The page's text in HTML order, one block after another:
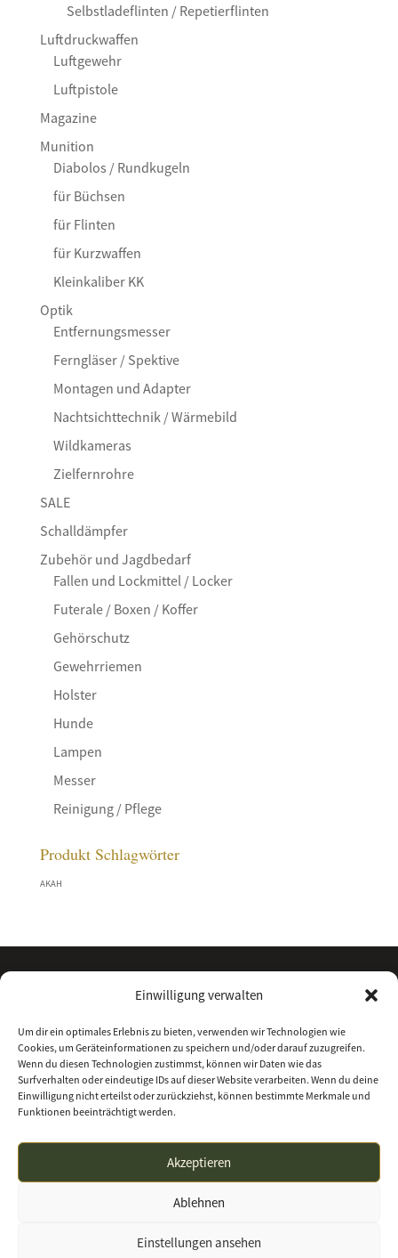
Einwilligung verwalten
Um dir ein optimales Erlebnis zu bieten, verwenden wir Technologien wie
Cookies, um Geräteinformationen zu speichern und/oder darauf zuzugreifen.
Wenn du diesen Technologien zustimmst, können wir Daten wie das
Surfverhalten oder eindeutige IDs auf dieser Website verarbeiten. Wenn du deine
Einwilligung nicht erteilst oder zurückziehst, können bestimmte Merkmale und
Funktionen beeinträchtigt werden.
Akzeptieren
Ablehnen
Einstellungen ansehen
Selbstladeflinten / Repetierflinten
Luftdruckwaffen
Luftgewehr
Luftpistole
Magazine
Munition
Diabolos / Rundkugeln
für Büchsen
für Flinten
für Kurzwaffen
Kleinkaliber KK
Optik
Entfernungsmesser
Ferngläser / Spektive
Montagen und Adapter
Nachtsichttechnik / Wärmebild
Wildkameras
Zielfernrohre
SALE
Schalldämpfer
Zubehör und Jagdbedarf
Fallen und Lockmittel / Locker
Futerale / Boxen / Koffer
Gehörschutz
Gewehrriemen
Holster
Hunde
Lampen
Messer
Reinigung / Pflege
Produkt Schlagwörter
AKAH
Impressum
Allgemeine Geschäftsbedingungen
Nordhessen GmbH